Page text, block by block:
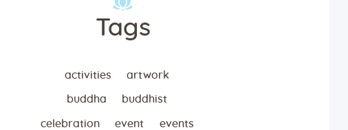
Tags
activities artwork
buddha buddhist
celebration event events